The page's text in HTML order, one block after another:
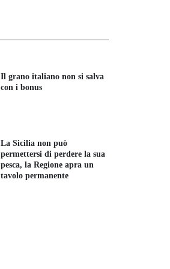
Il grano italiano non si salva
con i bonus
La Sicilia non può
permettersi di perdere la sua
pesca, la Regione apra un
tavolo permanente